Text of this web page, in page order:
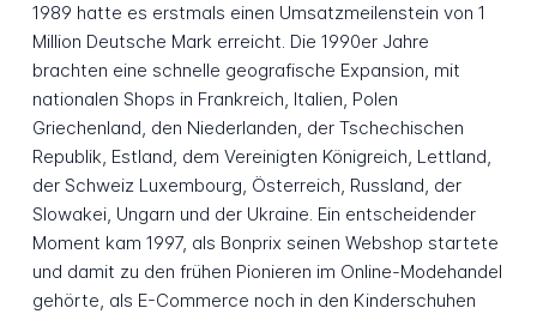
1989 hatte es erstmals einen Umsatzmeilenstein von 1
Million Deutsche Mark erreicht. Die 1990er Jahre
brachten eine schnelle geografische Expansion, mit
nationalen Shops in Frankreich, Italien, Polen
Griechenland, den Niederlanden, der Tschechischen
Republik, Estland, dem Vereinigten Königreich, Lettland,
der Schweiz Luxembourg, Österreich, Russland, der
Slowakei, Ungarn und der Ukraine. Ein entscheidender
Moment kam 1997, als Bonprix seinen Webshop startete
und damit zu den frühen Pionieren im Online-Modehandel
gehörte, als E-Commerce noch in den Kinderschuhen